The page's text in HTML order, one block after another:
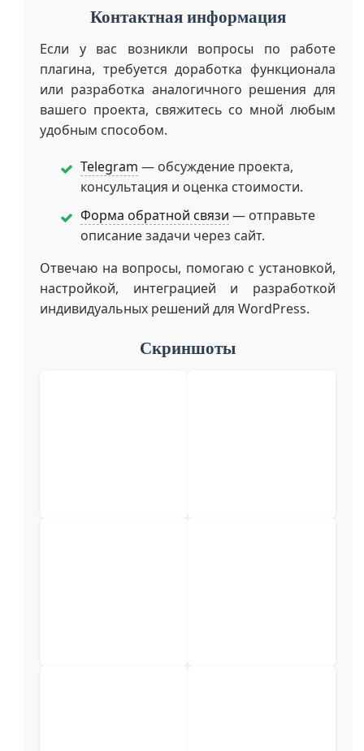
Контактная информация
Если у вас возникли вопросы по работе
плагина, требуется доработка функционала
или разработка аналогичного решения для
вашего проекта, свяжитесь со мной любым
удобным способом.
Telegram — обсуждение проекта,
консультация и оценка стоимости.
Форма обратной связи — отправьте
описание задачи через сайт.
Отвечаю на вопросы, помогаю с установкой,
настройкой, интеграцией и разработкой
индивидуальных решений для WordPress.
Скриншоты